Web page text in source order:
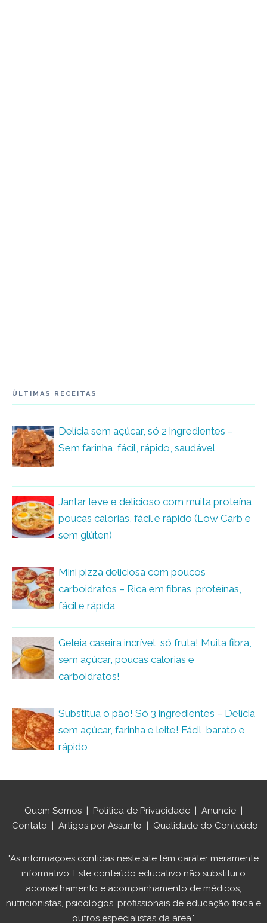
ÚLTIMAS RECEITAS
Delícia sem açúcar, só 2 ingredientes –
Sem farinha, fácil, rápido, saudável
Jantar leve e delicioso com muita proteína,
poucas calorias, fácil e rápido (Low Carb e
sem glúten)
Mini pizza deliciosa com poucos
carboidratos – Rica em fibras, proteínas,
fácil e rápida
Geleia caseira incrível, só fruta! Muita fibra,
sem açúcar, poucas calorias e
carboidratos!
Substitua o pão! Só 3 ingredientes – Delícia
sem açúcar, farinha e leite! Fácil, barato e
rápido
Quem Somos Política de Privacidade Anuncie
Contato
Artigos por Assunto Qualidade do Conteúdo
"As informações contidas neste site têm caráter meramente
informativo. Este conteúdo educativo não substitui o
aconselhamento e acompanhamento de médicos,
nutricionistas, psicólogos, profissionais de educação física e
outros especialistas da área."